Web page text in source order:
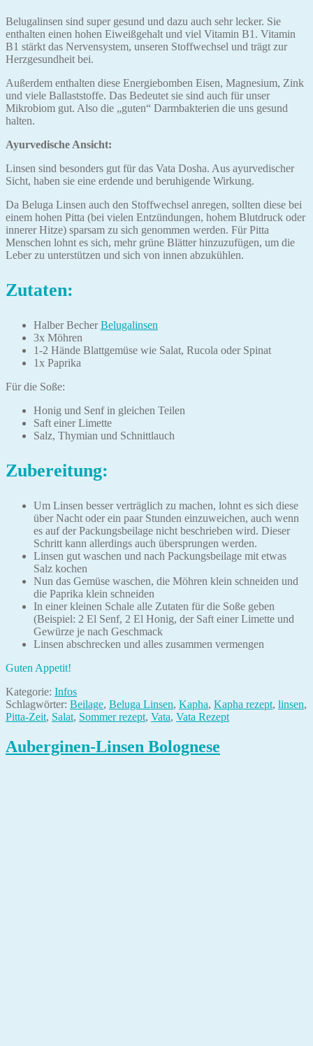
Belugalinsen sind super gesund und dazu auch sehr lecker. Sie
enthalten einen hohen Eiweißgehalt und viel Vitamin B1. Vitamin
B1 stärkt das Nervensystem, unseren Stoffwechsel und trägt zur
Herzgesundheit bei.
Außerdem enthalten diese Energiebomben Eisen, Magnesium, Zink
und viele Ballaststoffe. Das Bedeutet sie sind auch für unser
Mikrobiom gut. Also die „guten“ Darmbakterien die uns gesund
halten.
Ayurvedische Ansicht:
Linsen sind besonders gut für das Vata Dosha. Aus ayurvedischer
Sicht, haben sie eine erdende und beruhigende Wirkung.
Da Beluga Linsen auch den Stoffwechsel anregen, sollten diese bei
einem hohen Pitta (bei vielen Entzündungen, hohem Blutdruck oder
innerer Hitze) sparsam zu sich genommen werden. Für Pitta
Menschen lohnt es sich, mehr grüne Blätter hinzuzufügen, um die
Leber zu unterstützen und sich von innen abzukühlen.
Zutaten:
Halber BecherBelugalinsen
3x Möhren
1-2 Hände Blattgemüse wie Salat, Rucola oder Spinat
1x Paprika
Für die Soße:
Honig und Senf in gleichen Teilen
Saft einer Limette
Salz, Thymian und Schnittlauch
Zubereitung:
Um Linsen besser verträglich zu machen, lohnt es sich diese
über Nacht oder ein paar Stunden einzuweichen, auch wenn
es auf der Packungsbeilage nicht beschrieben wird. Dieser
Schritt kann allerdings auch übersprungen werden.
Linsen gut waschen und nach Packungsbeilage mit etwas
Salz kochen
Nun das Gemüse waschen, die Möhren klein schneiden und
die Paprika klein schneiden
In einer kleinen Schale alle Zutaten für die Soße geben
(Beispiel: 2 El Senf, 2 El Honig, der Saft einer Limette und
Gewürze je nach Geschmack
Linsen abschrecken und alles zusammen vermengen
Guten Appetit!
Kategorie: Infos
Schlagwörter: Beilage, Beluga Linsen, Kapha, Kapha rezept, linsen,
Pitta-Zeit, Salat, Sommer rezept, Vata, Vata Rezept
Auberginen-Linsen Bolognese